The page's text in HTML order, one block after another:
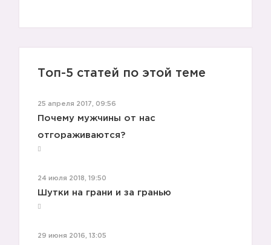
Топ-5 статей по этой теме
25 апреля 2017, 09:56
Почему мужчины от нас
отгораживаются?
24 июля 2018, 19:50
Шутки на грани и за гранью
29 июня 2016, 13:05